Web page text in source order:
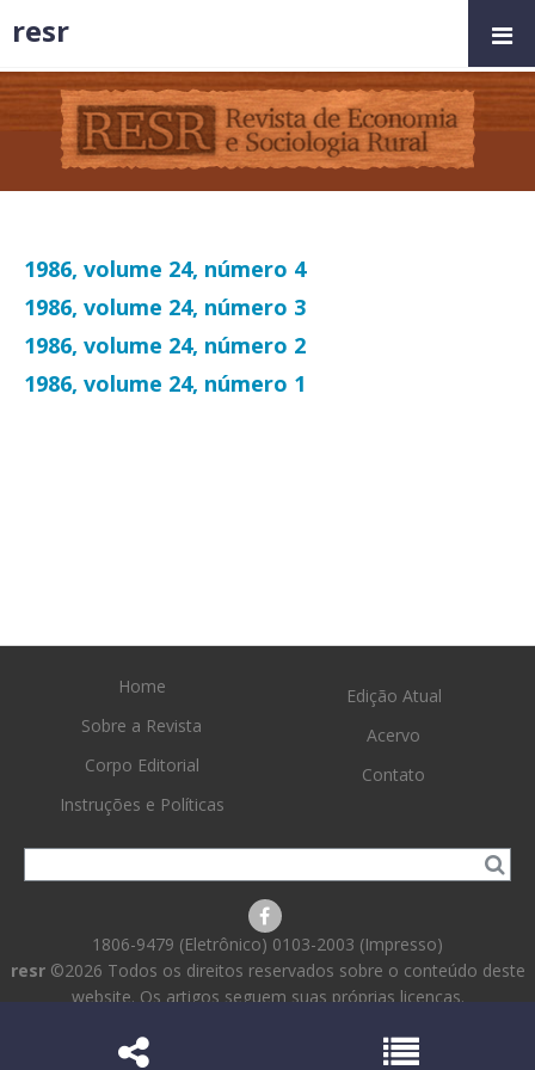
1986, volume 24, número 4
1986, volume 24, número 3
1986, volume 24, número 2
1986, volume 24, número 1
Home
Sobre a Revista
Corpo Editorial
Instruções e Políticas
Edição Atual
Acervo
Contato
1806-9479 (Eletrônico) 0103-2003 (Impresso)
resr ©2026 Todos os direitos reservados sobre o conteúdo deste
website. Os artigos seguem suas próprias licenças.
resr